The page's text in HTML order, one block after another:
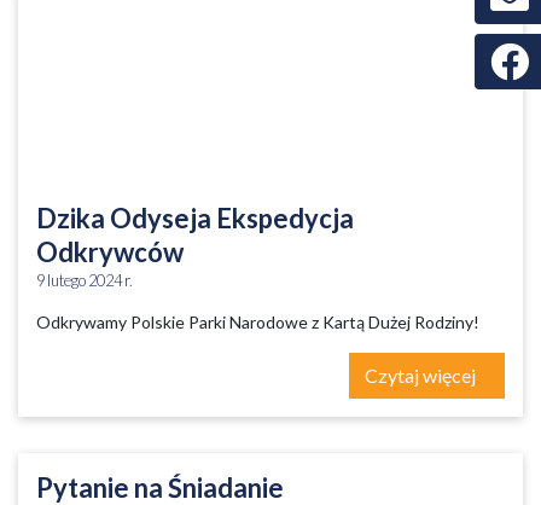
Dzika Odyseja Ekspedycja
Odkrywców
9 lutego 2024 r.
Odkrywamy Polskie Parki Narodowe z Kartą Dużej Rodziny!
Czytaj więcej
Pytanie na Śniadanie